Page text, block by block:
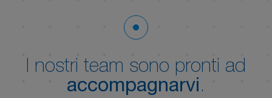
I nostri team sono pronti ad
accompagnarvi.